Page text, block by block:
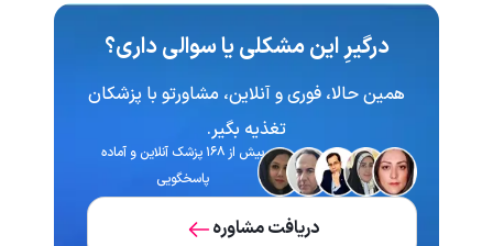
درگیرِ این مشکلی یا سوالی داری؟
همین حالا، فوری و آنلاین، مشاورتو با پزشکان
تغذیه‌ بگیر.
بیش از ۱۶۸ پزشک آنلاین و آماده
پاسخگویی
دریافت مشاوره